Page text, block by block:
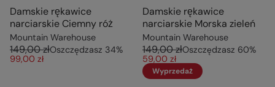
Damskie rękawice
narciarskie Ciemny róż
Mountain Warehouse
149,00 złOszczędzasz 34%
99,00 zł
Damskie rękawice
narciarskie Morska zieleń
Mountain Warehouse
149,00 złOszczędzasz 60%
59,00 zł
Wyprzedaż